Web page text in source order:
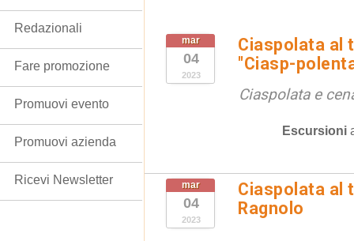
mar
04
2023
Ciaspolata al
"Ciasp-
Ciaspolata e
Escursioni
mar
04
2023
Ciaspolata al
Ragnolo
Redazionali
Fare promozione
Promuovi evento
Promuovi azienda
Ricevi Newsletter